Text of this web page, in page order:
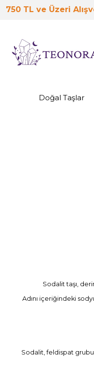
750 TL ve Üzeri
Doğal Taşlar
Sodalit taşı,
Adını içeriğindeki
Sodalit, feldispat grubu